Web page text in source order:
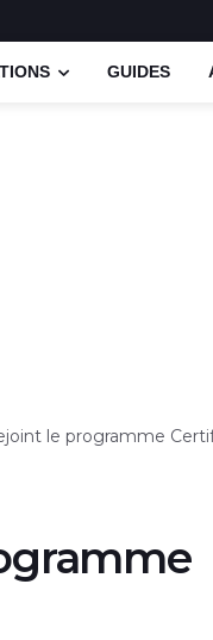
GUIDES
le programme